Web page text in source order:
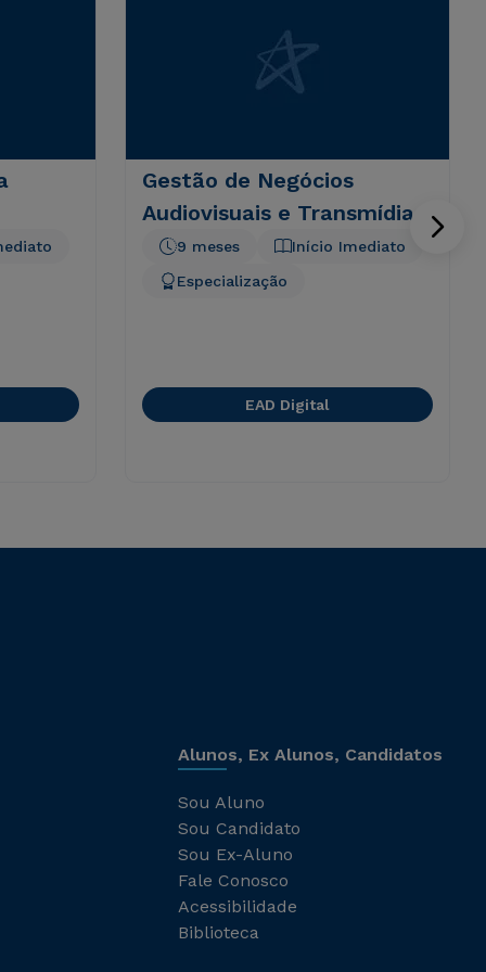
Gestão de Negócios
Audiovisuais e Transmídias
Início Imediato
9 meses
Especialização
EAD Digital
Alunos, Ex Alunos, Candidatos
Sou Aluno
Sou Candidato
Sou Ex-Aluno
Fale Conosco
Acessibilidade
Biblioteca